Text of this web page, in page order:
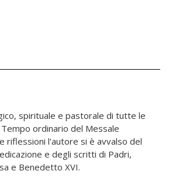
spirituale e pastorale di tutte le
ordinario del Messale
riflessioni l'autore si è avvalso del
e degli scritti di Padri,
e Benedetto XVI.